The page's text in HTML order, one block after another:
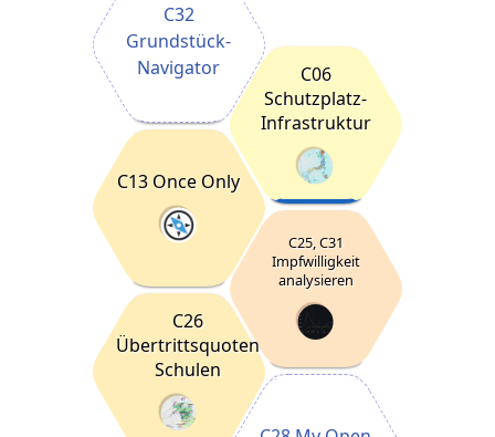
C32
Grundstück-
Navigator
C06
Schutzplatz-
Infrastruktur
C13 Once Only
C25, C31
Impfwilligkeit
analysieren
C26
Übertrittsquoten
Schulen